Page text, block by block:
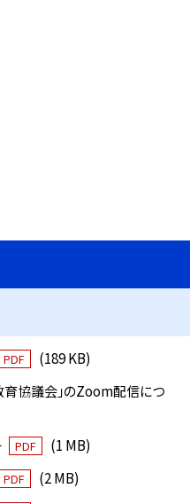
PDF
(189 KB)
協議会」のZoom配信につ
PDF
(1 MB)
PDF
(2 MB)